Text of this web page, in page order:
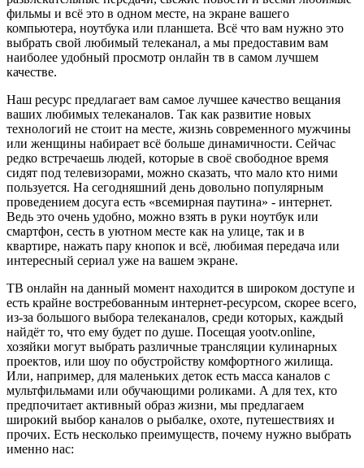
фильмы и всё это в одном месте, на экране вашего
компьютера, ноутбука или планшета. Всё что вам нужно это
выбрать свой любимый телеканал, а мы предоставим вам
наиболее удобный просмотр онлайн тв в самом лучшем
качестве.
Наш ресурс предлагает вам самое лучшее качество вещания
ваших любимых телеканалов. Так как развитие новых
технологий не стоит на месте, жизнь современного мужчины
или женщины набирает всё больше динамичности. Сейчас
редко встречаешь людей, которые в своё свободное время
сидят под телевизорами, можно сказать, что мало кто ними
пользуется. На сегодняшний день довольно популярным
проведением досуга есть «всемирная паутина» - интернет.
Ведь это очень удобно, можно взять в руки ноутбук или
смартфон, сесть в уютном месте как на улице, так и в
квартире, нажать пару кнопок и всё, любимая передача или
интересный сериал уже на вашем экране.
ТВ онлайн на данный момент находится в широком доступе и
есть крайне востребованным интернет-ресурсом, скорее всего,
из-за большого выбора телеканалов, среди которых, каждый
найдёт то, что ему будет по душе. Посещая yootv.online,
хозяйки могут выбрать различные трансляции кулинарных
проектов, или шоу по обустройству комфортного жилища.
Или, например, для маленьких деток есть масса каналов с
мультфильмами или обучающими роликами. А для тех, кто
предпочитает активный образ жизни, мы предлагаем
широкий выбор каналов о рыбалке, охоте, путешествиях и
прочих. Есть несколько преимуществ, почему нужно выбрать
именно нас: